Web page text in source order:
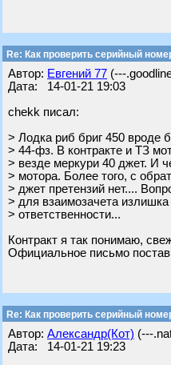
Re: Как проверить серийный
Автор: Евгений 77 (---
Дата: 14-01-21 19:03
chekk писал:
> Лодка риб бриг 450
> 44-фз. В контракте и ТЗ
> везде меркури 40 джет. И
> мотора. Более того, с
> джет претензий нет....
> для взаимозачета
> ответственности...
Контракт я так понимаю,
Официальное письмо
Re: Как проверить серийный
Автор: Александр(Кот) (---
Дата: 14-01-21 19:23